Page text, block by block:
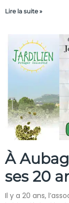
Lire la suite »
À
ses 20
Il y a 20 ans,